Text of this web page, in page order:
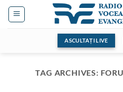
Skip
ASCULTAȚI LIVE
TAG ARCHIVES: